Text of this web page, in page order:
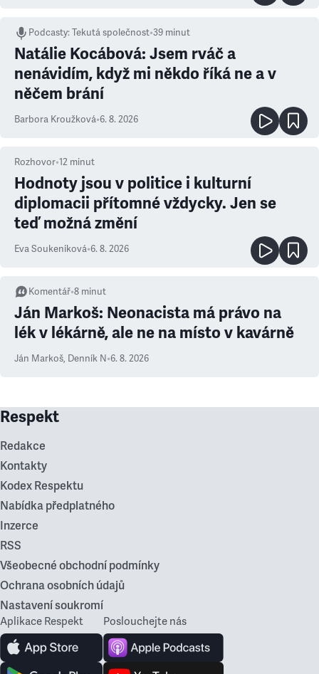
Podcasty:Tekutá společnost•39 minut
Natálie Kocábová: Jsem rváč a
nenávidím, když mi někdo říká ne a v
něčem brání
Barbora Kroužková•6. 8. 2026
Rozhovor•12 minut
Hodnoty jsou v politice i kulturní
diplomacii přítomné vždycky. Jen se
teď možná změní
Eva Soukeníková•6. 8. 2026
Komentář•8 minut
Ján Markoš: Neonacista má právo na
lék v lékárně, ale ne na místo v kavárně
Ján Markoš, Denník N•6. 8. 2026
Respekt
Redakce
Kontakty
Kodex Respektu
Nabídka předplatného
Inzerce
RSS
Všeobecné obchodní podmínky
Ochrana osobních údajů
Nastavení soukromí
Aplikace Respekt Poslouchejte nás